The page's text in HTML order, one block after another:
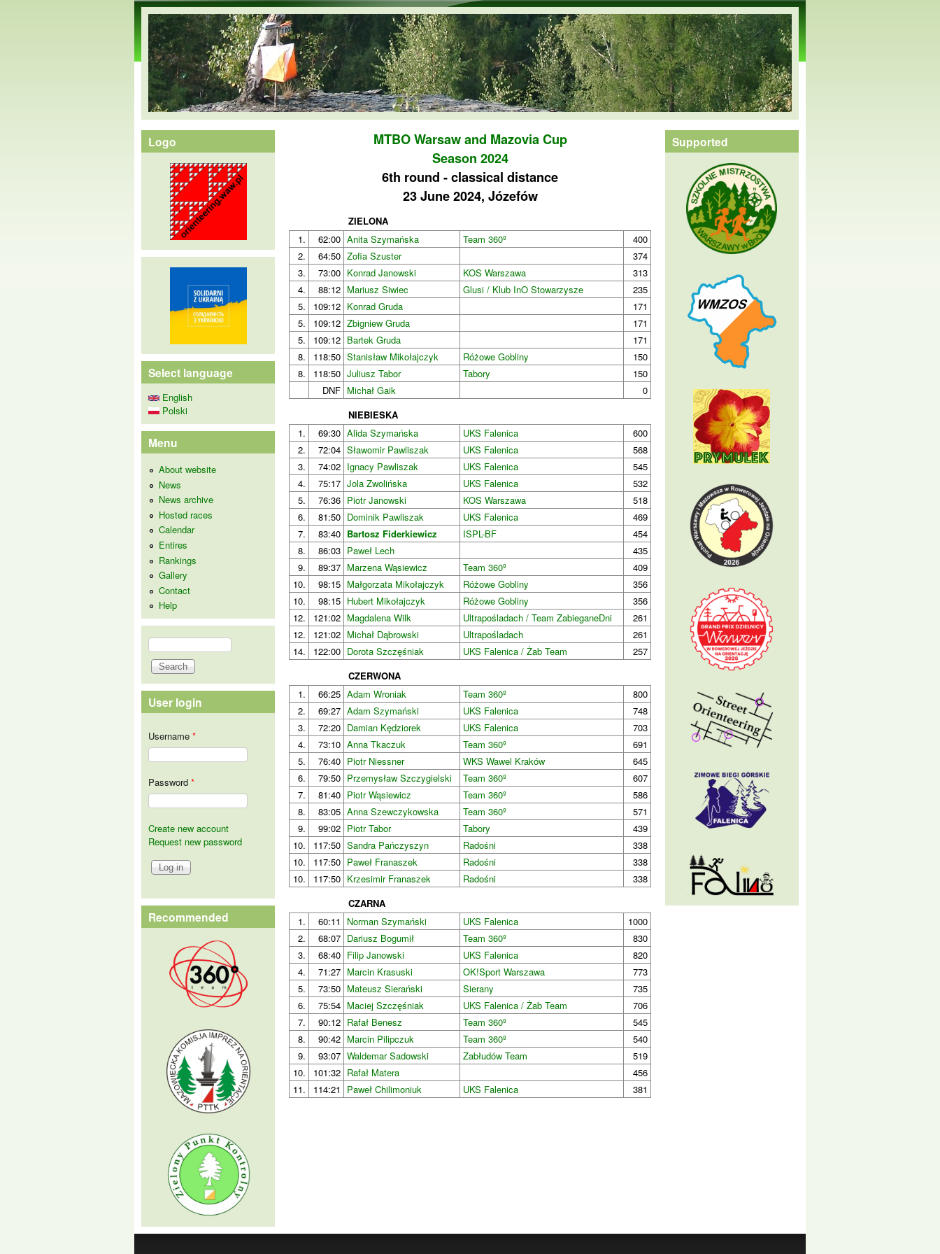
Skip to main content
orienteering.waw.pl
MTBO Warsaw and Mazovia Cup
Season 2024
6th round - classical distance
23 June 2024, Józefów
ZIELONA
1.
62:00 Anita Szymańska Team 360º
400
2.
64:50 Zofia Szuster
374
3.
73:00 Konrad Janowski KOS Warszawa
313
4.
88:12 Mariusz Siwiec Glusi / Klub InO Stowarzysze
235
5.
109:12 Konrad Gruda
171
5.
109:12 Zbigniew Gruda
171
5.
109:12 Bartek Gruda
171
8.
118:50 Stanisław Mikołajczyk Różowe Gobliny
150
8.
118:50 Juliusz Tabor Tabory
150
DNF Michał Gaik
0
NIEBIESKA
1.
69:30 Alida Szymańska UKS Falenica
600
2.
72:04 Sławomir Pawliszak UKS Falenica
568
3.
74:02 Ignacy Pawliszak UKS Falenica
545
4.
75:17 Jola Zwolińska UKS Falenica
532
5.
76:36 Piotr Janowski KOS Warszawa
518
6.
81:50 Dominik Pawliszak UKS Falenica
469
7.
83:40 Bartosz Fiderkiewicz ISPL-BF
454
8.
86:03 Paweł Lech
435
9.
89:37 Marzena Wąsiewicz Team 360º
409
10.
98:15 Małgorzata Mikołajczyk Różowe Gobliny
356
10.
98:15 Hubert Mikołajczyk Różowe Gobliny
356
12.
121:02 Magdalena Wilk Ultrapośladach / Team ZabieganeDni
261
12.
121:02 Michał Dąbrowski Ultrapośladach
261
14.
122:00 Dorota Szczęśniak UKS Falenica / Żab Team
257
CZERWONA
1.
66:25 Adam Wroniak Team 360º
800
2.
69:27 Adam Szymański UKS Falenica
748
3.
72:20 Damian Kędziorek UKS Falenica
703
4.
73:10 Anna Tkaczuk Team 360º
691
5.
76:40 Piotr Niessner WKS Wawel Kraków
645
6.
79:50 Przemysław Szczygielski Team 360º
607
7.
81:40 Piotr Wąsiewicz Team 360º
586
8.
83:05 Anna Szewczykowska Team 360º
571
9.
99:02 Piotr Tabor Tabory
439
10.
117:50 Sandra Pańczyszyn Radośni
338
10.
117:50 Paweł Franaszek Radośni
338
10.
117:50 Krzesimir Franaszek Radośni
338
CZARNA
1.
60:11 Norman Szymański UKS Falenica
1000
2.
68:07 Dariusz Bogumił Team 360º
830
3.
68:40 Filip Janowski UKS Falenica
820
4.
71:27 Marcin Krasuski OK!Sport Warszawa
773
5.
73:50 Mateusz Sierański Sierany
735
6.
75:54 Maciej Szczęśniak UKS Falenica / Żab Team
706
7.
90:12 Rafał Benesz Team 360º
545
8.
90:42 Marcin Pilipczuk Team 360º
540
9.
93:07 Waldemar Sadowski Zabłudów Team
519
10.
101:32 Rafał Matera
456
11.
114:21 Paweł Chilimoniuk UKS Falenica 381
Logo
Select language
English
Polski
Menu
About website
News
News archive
Hosted races
Calendar
Entires
Rankings
Gallery
Contact
Help
Search form
Search
User login
Username *
Password *
Create new account
Request new password
Recommended
Supported